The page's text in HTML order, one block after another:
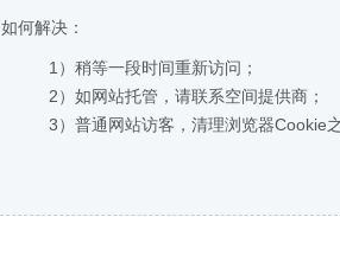
如何解决：
1）稍等一段时间重新访问；
2）如网站托管，请联系空间提供商；
3）普通网站访客，清理浏览器Cookie